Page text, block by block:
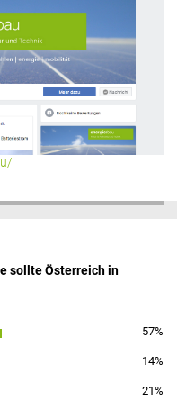
sollte Österreich in
57%
14%
21%